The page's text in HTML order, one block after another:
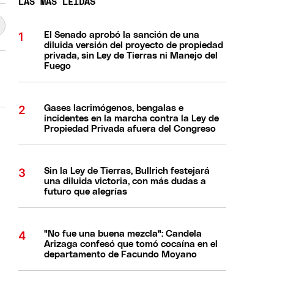
LAS MÁS LEÍDAS
El Senado aprobó la sanción de una
diluida versión del proyecto de propiedad
privada, sin Ley de Tierras ni Manejo del
Fuego
Gases lacrimógenos, bengalas e
incidentes en la marcha contra la Ley de
Propiedad Privada afuera del Congreso
Sin la Ley de Tierras, Bullrich festejará
una diluida victoria, con más dudas a
futuro que alegrías
"No fue una buena mezcla": Candela
Arizaga confesó que tomó cocaína en el
departamento de Facundo Moyano